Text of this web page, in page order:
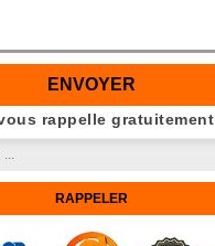
rappelle gratuitement